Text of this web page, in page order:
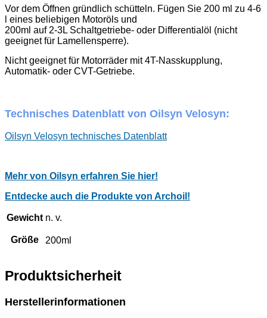
Vor dem Öffnen gründlich schütteln. Fügen Sie 200 ml zu 4-6
l eines beliebigen Motoröls und
200ml auf 2-3L Schaltgetriebe- oder Differentialöl (nicht
geeignet für Lamellensperre).
Nicht geeignet für Motorräder mit 4T-Nasskupplung,
Automatik- oder CVT-Getriebe.
Technisches Datenblatt von Oilsyn Velosyn:
Oilsyn Velosyn technisches Datenblatt
Mehr von Oilsyn erfahren Sie hier!
Entdecke auch die Produkte von Archoil!
Gewicht n. v.
Größe 200ml
Produktsicherheit
Herstellerinformationen